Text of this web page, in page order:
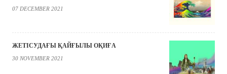
07 DECEMBER 2021
ЖЕТІСУДАҒЫ ҚАЙҒЫЛЫ ОҚИҒА
30 NOVEMBER 2021